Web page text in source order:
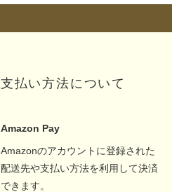
支払い方法について
Amazon Pay
Amazonのアカウントに登録された
配送先や支払い方法を利用して決済
できます。